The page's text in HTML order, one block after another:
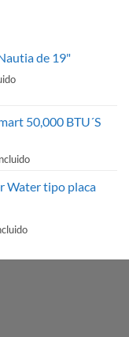
de 19"
50,000 BTU´S
Water tipo placa